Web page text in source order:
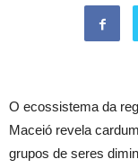
O ecossistema da
Maceió revela
grupos de seres